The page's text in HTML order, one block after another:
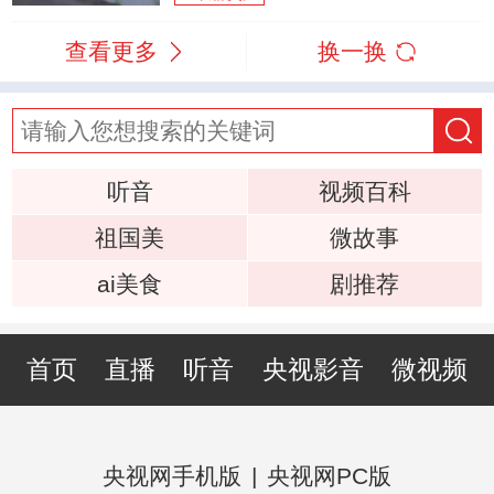
查看更多 换一换
听音
视频百科
祖国美
微故事
ai美食
剧推荐
首页 直播 听音 央视影音 微视频
央视网手机版 | 央视网PC版